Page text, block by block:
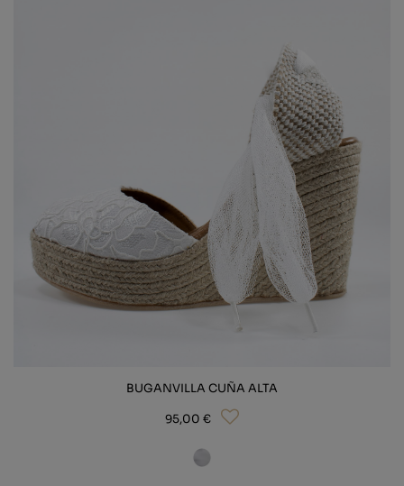
BUGANVILLA CUÑA ALTA
95,00 €